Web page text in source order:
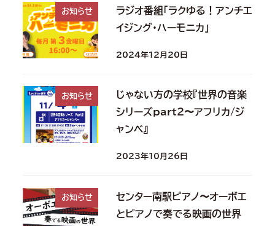
お知らせ
ラジオ番組「ラクゆる！アンチエ
イジング・ハーモニカ」
2024年12月20日
お知らせ
じゃない方の学校『世界の音楽
シリーズpart２〜アフリカ/ジ
ャンベ』
2023年10月26日
お知らせ
センター南駅ピアノ〜オーボエ
とピアノで奏でる映画の世界